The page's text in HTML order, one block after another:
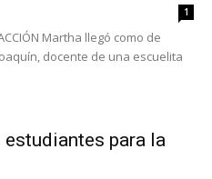
1
Martha llegó como de
docente de una escuelita
estudiantes para la